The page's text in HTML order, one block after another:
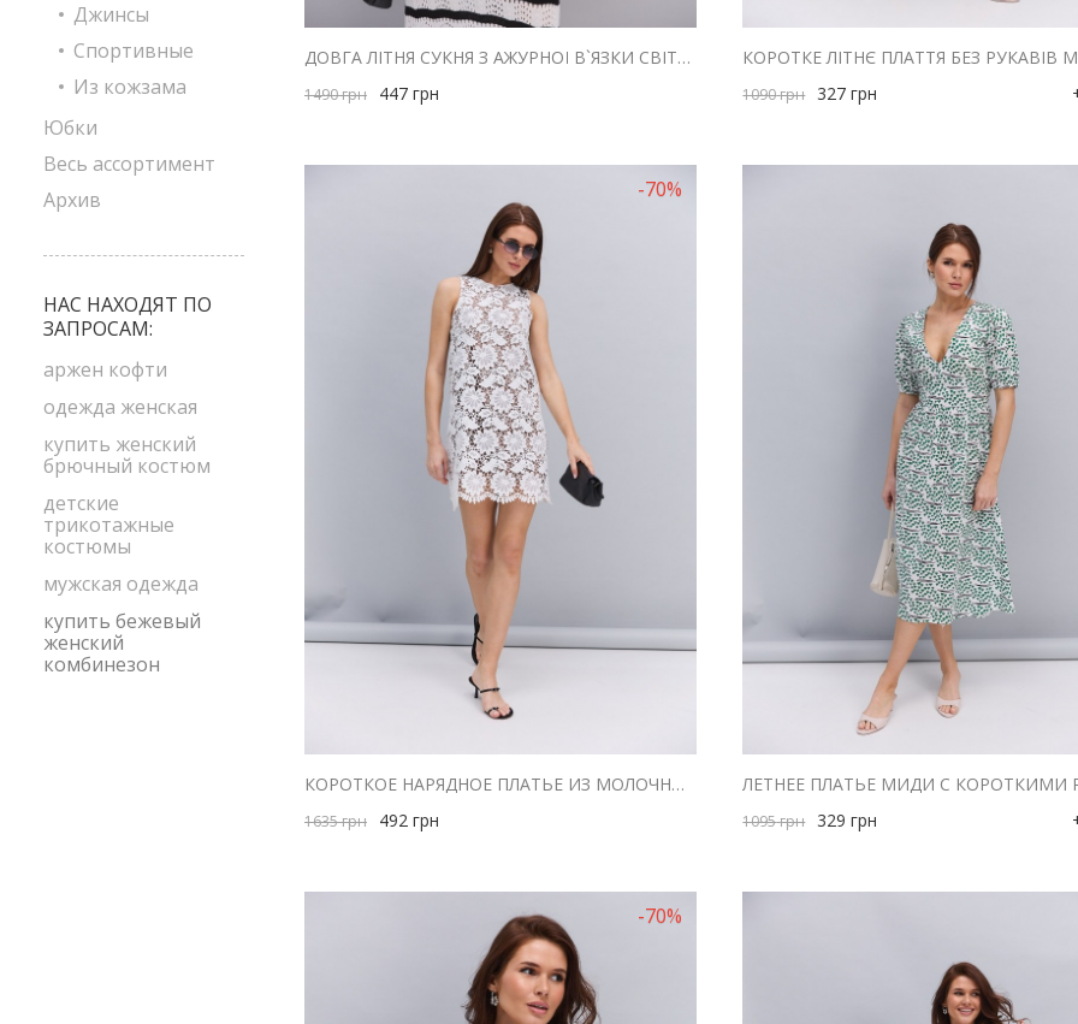
ДОВГА ЛІТНЯ СУКНЯ З АЖУРНОЇ В`ЯЗКИ СВІТЛО-МОЛОЧНА В ЧОРНУ СМУЖКУ
1490грн 447 грн 1090грн 327 грн
-70%
КОРОТКОЕ НАРЯДНОЕ ПЛАТЬЕ ИЗ МОЛОЧНОГО КРУЖЕВА
1635грн 492 грн 1095грн 329 грн
-70%
Джинсы
Спортивные
Из кожзама
Юбки
Весь ассортимент
Архив
НАС НАХОДЯТ ПО
ЗАПРОСАМ:
аржен кофти
одежда женская
купить женский
брючный костюм
детские
трикотажные
костюмы
мужская одежда
купить бежевый
женский
комбинезон